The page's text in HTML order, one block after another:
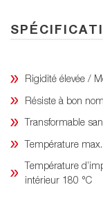
Rigidité élevée /
Résiste à bon
Transformable
Température
Température
intérieur 180 °C